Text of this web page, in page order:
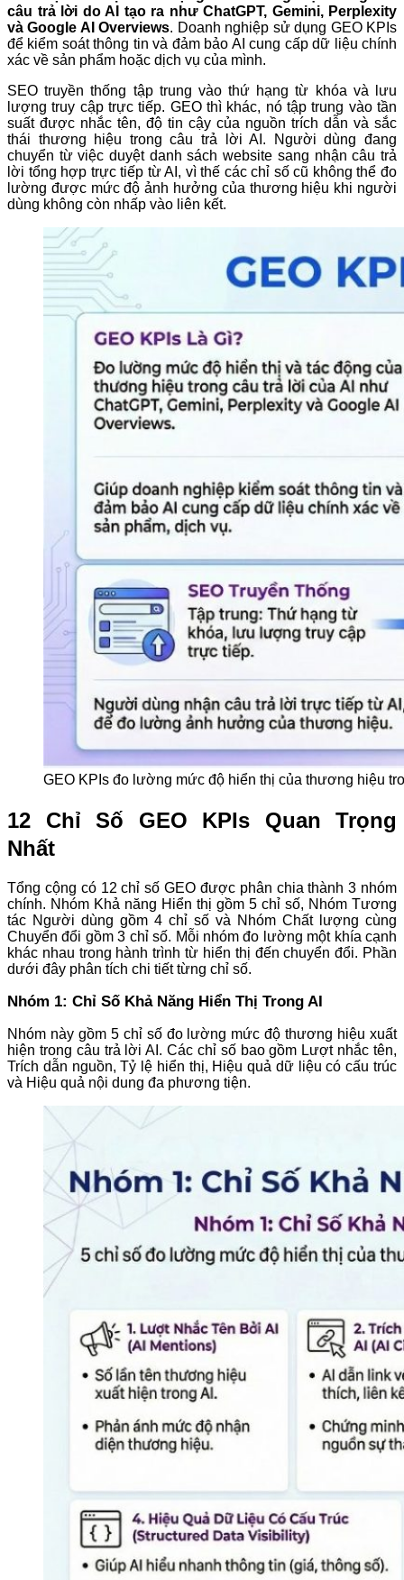
câu trả lời do AI tạo ra như ChatGPT, Gemini, Perplexity
và Google AI Overviews. Doanh nghiệp sử dụng GEO KPIs
để kiểm soát thông tin và đảm bảo AI cung cấp dữ liệu chính
xác về sản phẩm hoặc dịch vụ của mình.
SEO truyền thống tập trung vào thứ hạng từ khóa và lưu
lượng truy cập trực tiếp. GEO thì khác, nó tập trung vào tần
suất được nhắc tên, độ tin cậy của nguồn trích dẫn và sắc
thái thương hiệu trong câu trả lời AI. Người dùng đang
chuyển từ việc duyệt danh sách website sang nhận câu trả
lời tổng hợp trực tiếp từ AI, vì thế các chỉ số cũ không thể đo
lường được mức độ ảnh hưởng của thương hiệu khi người
dùng không còn nhấp vào liên kết.
GEO KPIs đo lường mức độ hiển thị của thương hiệu
12 Chỉ Số GEO KPIs Quan Trọng
Nhất
Tổng cộng có 12 chỉ số GEO được phân chia thành 3 nhóm
chính. Nhóm Khả năng Hiển thị gồm 5 chỉ số, Nhóm Tương
tác Người dùng gồm 4 chỉ số và Nhóm Chất lượng cùng
Chuyển đổi gồm 3 chỉ số. Mỗi nhóm đo lường một khía cạnh
khác nhau trong hành trình từ hiển thị đến chuyển đổi. Phần
dưới đây phân tích chi tiết từng chỉ số.
Nhóm 1: Chỉ Số Khả Năng Hiển Thị Trong AI
Nhóm này gồm 5 chỉ số đo lường mức độ thương hiệu xuất
hiện trong câu trả lời AI. Các chỉ số bao gồm Lượt nhắc tên,
Trích dẫn nguồn, Tỷ lệ hiển thị, Hiệu quả dữ liệu có cấu trúc
và Hiệu quả nội dung đa phương tiện.